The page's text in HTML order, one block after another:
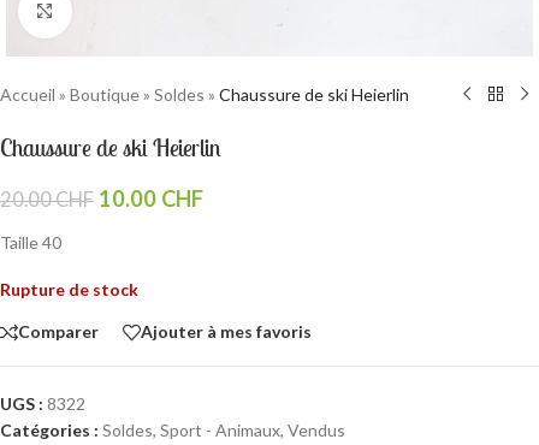
Cliquez pour agrandir
Accueil » Boutique» Soldes » Chaussure de ski Heierlin
Chaussure de ski Heierlin
20.00CHF 10.00 CHF
Taille 40
Rupture de stock
Comparer Ajouter à mes favoris
UGS : 8322
Catégories : Soldes, Sport - Animaux, Vendus